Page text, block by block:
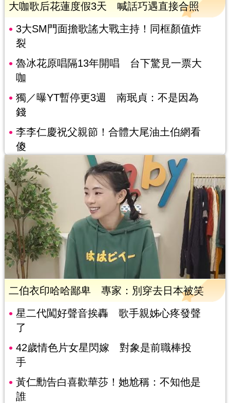
大咖歌后花蓮度假3天 喊話巧遇直接合照
3大SM門面擔歌謠大戰主持！同框顏值炸
裂
魯冰花原唱隔13年開唱 台下驚見一票大
咖
獨／曝YT暫停更3週 南珉貞：不是因為
錢
李李仁慶祝父親節！合體大尾油土伯網看
傻
二伯衣印哈哈鄙卑 專家：別穿去日本被笑
星二代闖好聲音挨轟 歌手親姊心疼發聲
了
42歲情色片女星閃嫁 對象是前職棒投
手
黃仁勳告白喜歡華莎！她尬稱：不知他是
誰